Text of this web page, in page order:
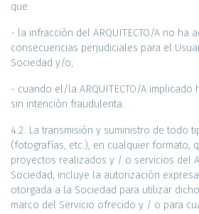
que:
- la infracción del ARQUITECTO/A no ha
consecuencias perjudiciales para el
Sociedad y/o;
- cuando el/la ARQUITECTO/A
sin intención fraudulenta.
4.2. La transmisión y suministro de todo
(fotografías, etc.), en cualquier formato,
proyectos realizados y / o servicios del
Sociedad, incluye la autorización expresa
otorgada a la Sociedad para utilizar
marco del Servicio ofrecido y / o para